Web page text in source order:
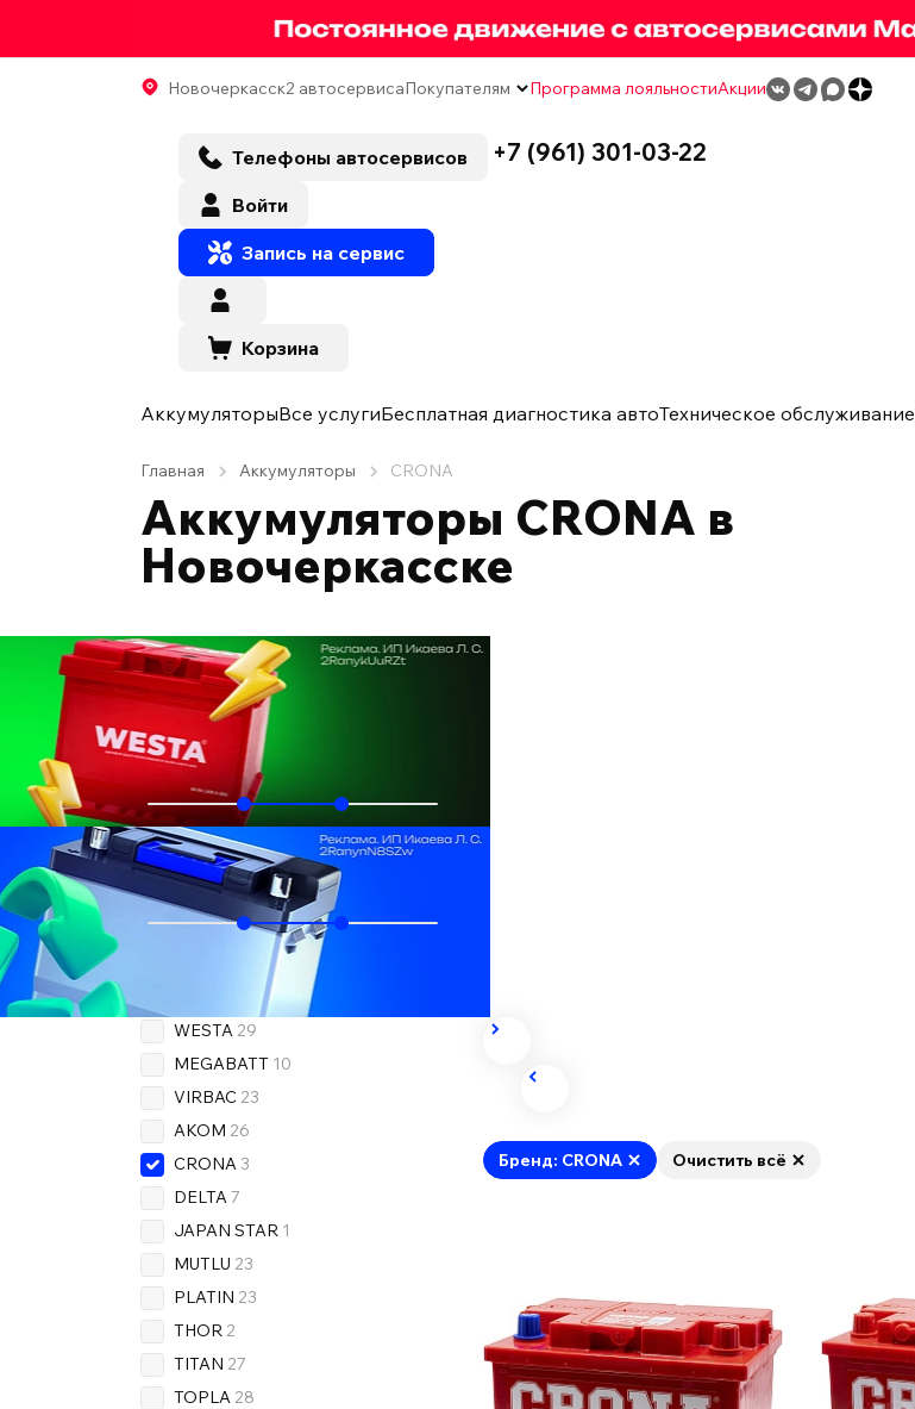
Новочеркасск2 автосервисаПокупателям Программа лояльностиАкции
Телефоны автосервисов +7 (961) 301-03-22
Войти
Запись на сервис
Корзина
АккумуляторыВсе услугиБесплатная диагностика автоТехническое обслуживание
Главная Аккумуляторы CRONA
Аккумуляторы CRONA в
Новочеркасске
Подобрать по автомобилю
Ёмкость, Ач
60
Пусковой ток, А
500 600
WESTA 29
MEGABATT 10
VIRBAC 23
AKOM 26
CRONA 3
DELTA 7
JAPAN STAR 1
MUTLU 23
PLATIN 23
THOR 2
TITAN 27
TOPLA 28
Бренд: CRONA Очистить всё